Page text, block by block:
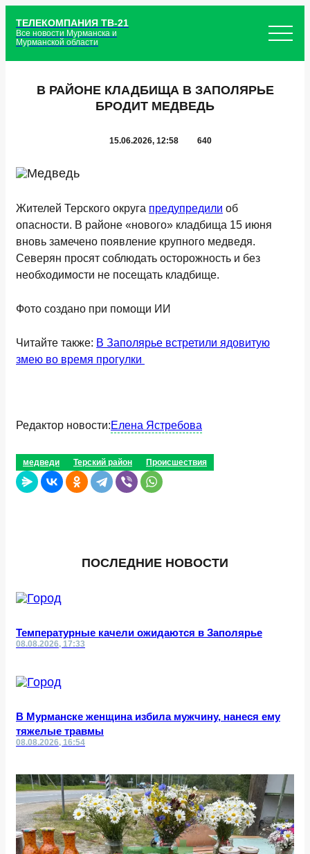
ТЕЛЕКОМПАНИЯ ТВ-21
Все новости Мурманска и
Мурманской области
В РАЙОНЕ КЛАДБИЩА В ЗАПОЛЯРЬЕ
БРОДИТ МЕДВЕДЬ
15.06.2026, 12:58 640
Жителей Терского округа предупредили об
опасности. В районе «нового» кладбища 15 июня
вновь замечено появление крупного медведя.
Северян просят соблюдать осторожность и без
необходимости не посещать кладбище.
Фото создано при помощи ИИ
Читайте также: В Заполярье встретили ядовитую
змею во время прогулки
Редактор новости:Елена Ястребова
медведи Терский район Происшествия
ПОСЛЕДНИЕ НОВОСТИ
Температурные качели ожидаются в Заполярье
08.08.2026, 17:33
В Мурманске женщина избила мужчину, нанеся ему
тяжелые травмы
08.08.2026, 16:54